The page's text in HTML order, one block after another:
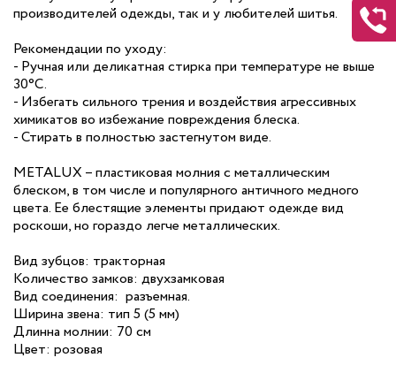
производителей одежды, так и у любителей шитья.
Рекомендации по уходу:
- Ручная или деликатная стирка при температуре не выше
30°C.
- Избегать сильного трения и воздействия агрессивных
химикатов во избежание повреждения блеска.
- Стирать в полностью застегнутом виде.
METALUX – пластиковая молния с металлическим
блеском, в том числе и популярного античного медного
цвета. Ее блестящие элементы придают одежде вид
роскоши, но гораздо легче металлических.
Вид зубцов: тракторная
Количество замков: двухзамковая
Вид соединения: разъемная.
Ширина звена: тип 5 (5 мм)
Длинна молнии: 70 см
Цвет: розовая